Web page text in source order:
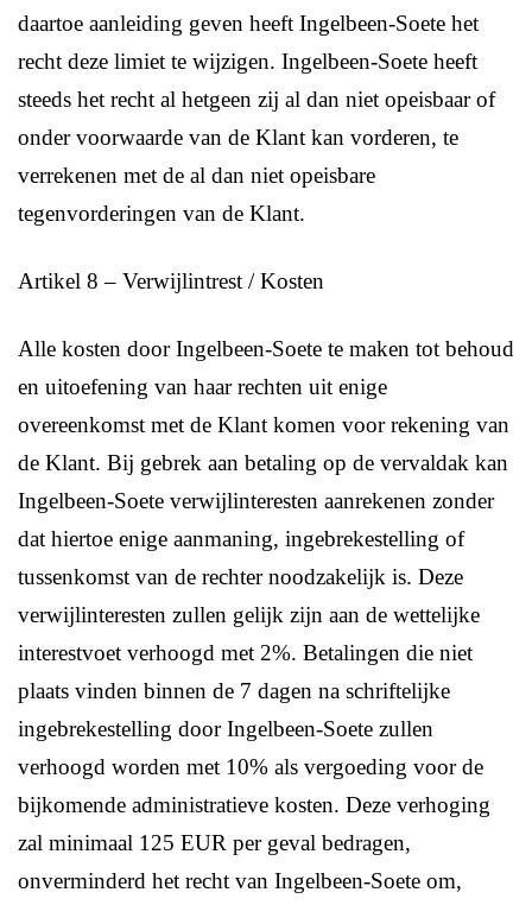
daartoe aanleiding geven heeft Ingelbeen-Soete het
recht deze limiet te wijzigen. Ingelbeen-Soete heeft
steeds het recht al hetgeen zij al dan niet opeisbaar of
onder voorwaarde van de Klant kan vorderen, te
verrekenen met de al dan niet opeisbare
tegenvorderingen van de Klant.
Artikel 8 – Verwijlintrest / Kosten
Alle kosten door Ingelbeen-Soete te maken tot behoud
en uitoefening van haar rechten uit enige
overeenkomst met de Klant komen voor rekening van
de Klant. Bij gebrek aan betaling op de vervaldak kan
Ingelbeen-Soete verwijlinteresten aanrekenen zonder
dat hiertoe enige aanmaning, ingebrekestelling of
tussenkomst van de rechter noodzakelijk is. Deze
verwijlinteresten zullen gelijk zijn aan de wettelijke
interestvoet verhoogd met 2%. Betalingen die niet
plaats vinden binnen de 7 dagen na schriftelijke
ingebrekestelling door Ingelbeen-Soete zullen
verhoogd worden met 10% als vergoeding voor de
bijkomende administratieve kosten. Deze verhoging
zal minimaal 125 EUR per geval bedragen,
onverminderd het recht van Ingelbeen-Soete om,